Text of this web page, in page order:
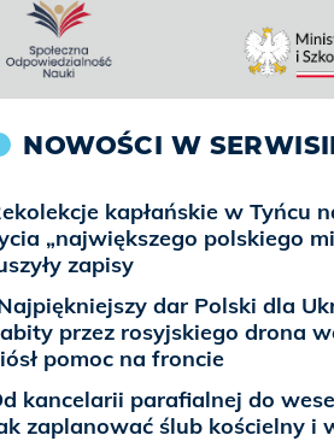
NOWOŚCI W
kapłańskie w Tyńcu
„największego polskiego
zapisy
dar Polski dla
przez rosyjskiego drona
pomoc na froncie
kancelarii parafialnej do
zaplanować ślub kościelny i